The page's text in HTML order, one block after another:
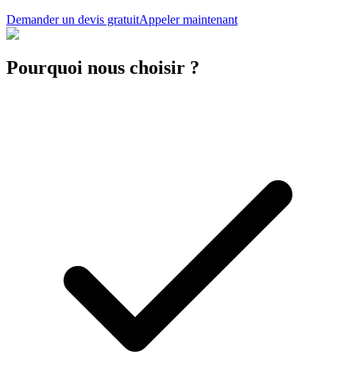
Demander un devis gratuitAppeler maintenant
Pourquoi nous choisir ?